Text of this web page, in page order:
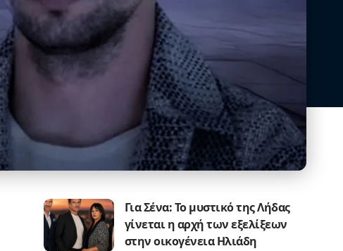
Για Σένα: Το μυστικό της Λήδας
γίνεται η αρχή των εξελίξεων
στην οικογένεια Ηλιάδη